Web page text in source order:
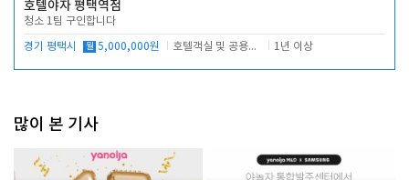
호텔야자 평택역점
청소 1팀 구인합니다
경기 평택시 월 5,000,000원 호텔객실 및 공용시설 청소 관리 1년 이상
많이 본 기사